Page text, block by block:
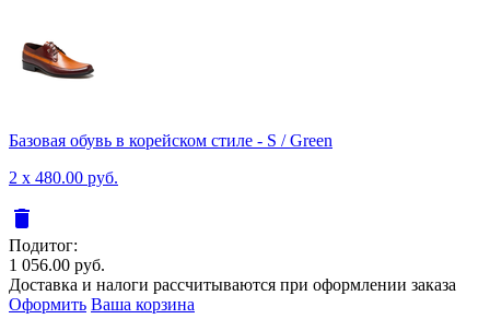
Базовая обувь в корейском стиле - S / Green
2 x 480.00 руб.
delete
Подитог:
1 056.00 руб.
Доставка и налоги рассчитываются при оформлении заказа
Оформить Ваша корзина